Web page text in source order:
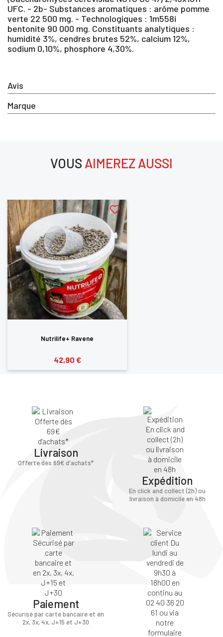
Avis
Marque
UFC. - 2b- Substances aromatiques : arôme pomme
verte 22 500 mg. - Technologiques : 1m558i
bentonite 90 000 mg. Constituants analytiques :
humidité 3%, cendres brutes 52%, calcium 12%,
sodium 0,10%, phosphore 4,30%.
VOUS AIMEREZ AUSSI
Nutrilife+ Ravene
42,90 €
Livraison
Offerte dès 69€ d'achats*
Expédition
En click and collect (2h) ou
livraison à domicile en 48h
Paiement
Sécurisé par carte bancaire et en
2x, 3x, 4x, J+15 et J+30
ANNULER SE
CONNECTER